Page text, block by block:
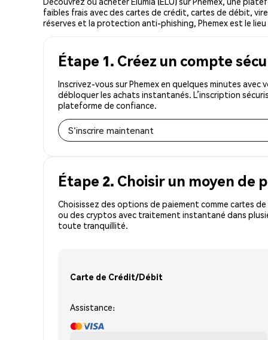
faibles frais avec des cartes de crédit, cartes de débit,
réserves et la protection anti-phishing, Phemex est le
Étape 1. Créez un compte
Inscrivez-vous sur Phemex en quelques minutes
débloquer les achats instantanés. L’inscription
plateforme de confiance.
S'inscrire maintenant
Étape 2. Choisir un moyen de
Choisissez des options de paiement comme cartes
ou des cryptos avec traitement instantané dans
toute tranquillité.
Carte de Crédit/Débit
Assistance: